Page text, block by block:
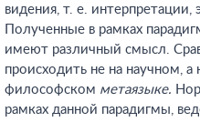
видения, т. е. интерпретации,
Полученные в рамках
имеют различный смысл.
происходить не на научном, а
философском метаязыке.
рамках данной парадигмы,